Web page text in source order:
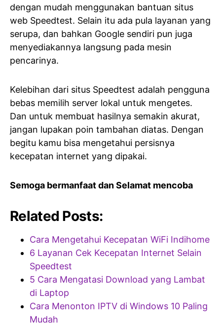
dengan mudah menggunakan bantuan situs
web Speedtest. Selain itu ada pula layanan yang
serupa, dan bahkan Google sendiri pun juga
menyediakannya langsung pada mesin
pencarinya.
Kelebihan dari situs Speedtest adalah pengguna
bebas memilih server lokal untuk mengetes.
Dan untuk membuat hasilnya semakin akurat,
jangan lupakan poin tambahan diatas. Dengan
begitu kamu bisa mengetahui persisnya
kecepatan internet yang dipakai.
Semoga bermanfaat dan Selamat mencoba
Related Posts:
Cara Mengetahui Kecepatan WiFi Indihome
6 Layanan Cek Kecepatan Internet Selain
Speedtest
5 Cara Mengatasi Download yang Lambat
di Laptop
Cara Menonton IPTV di Windows 10 Paling
Mudah